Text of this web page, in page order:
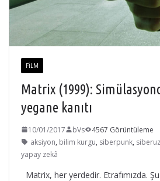
FILM
Matrix (1999):
yegane kanıtı
10/01/2017 bVs
4567 Görüntüleme
aksiyon, bilim kurgu, siberpunk,
yapay zekâ
Matrix, her yerdedir. Etrafımızda.